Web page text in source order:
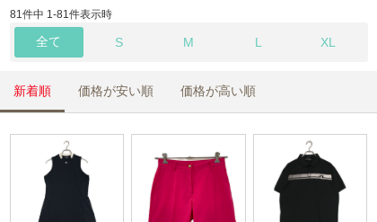
81件中 1-81件表示時
全て S M L XL
新着順 価格が安い順 価格が高い順